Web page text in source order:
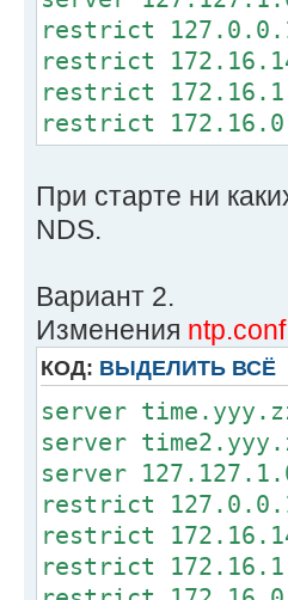
restrict
restrict
restrict
restrict
При старте ни
NDS.
Вариант 2.
Изменения ntp.conf
КОД: ВЫДЕЛИТЬ ВСЁ
server
server
server
restrict
restrict
restrict